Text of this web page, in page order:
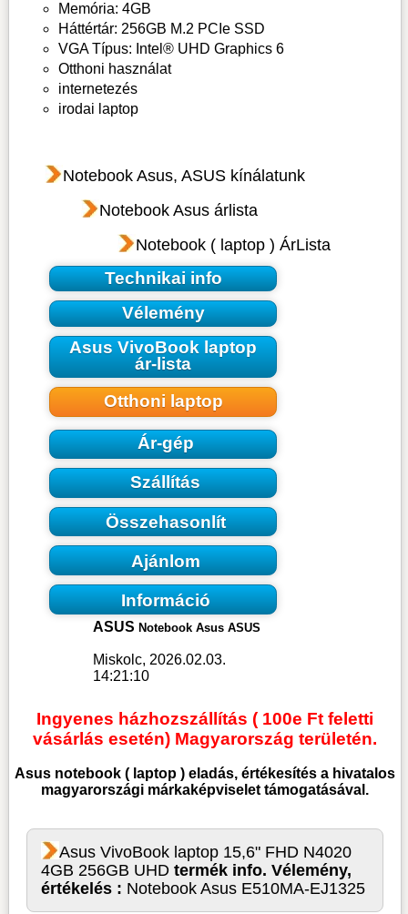
Memória: 4GB
Háttértár: 256GB M.2 PCIe SSD
VGA Típus: Intel® UHD Graphics 6
Otthoni használat
internetezés
irodai laptop
Notebook Asus, ASUS kínálatunk
Notebook Asus árlista
Notebook ( laptop ) ÁrLista
Technikai info
Vélemény
Asus VivoBook laptop
ár-lista
Otthoni laptop
Ár-gép
Szállítás
Összehasonlít
Ajánlom
Információ
ASUS Notebook Asus ASUS
Miskolc, 2026.02.03.
14:21:10
Ingyenes házhozszállítás ( 100e Ft feletti
vásárlás esetén) Magyarország területén.
Asus notebook ( laptop )eladás, értékesítés a hivatalos
magyarországi márkaképviselet támogatásával.
Asus VivoBook laptop 15,6" FHD N4020
4GB 256GB UHDtermék info. Vélemény,
értékelés : Notebook Asus E510MA-EJ1325